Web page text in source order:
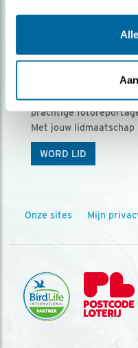
Ontvang 5 x
Vogels is het
prachtige
Met jouw lidmaatschap
WORD LID
Onze sites Mijn